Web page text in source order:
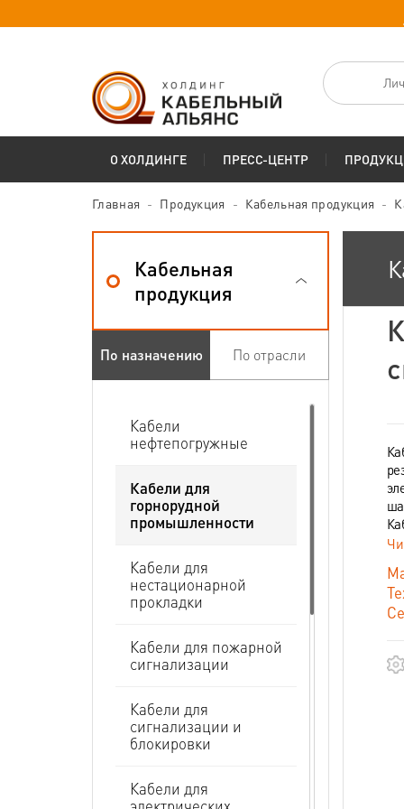
О ХОЛДИНГЕ ПРЕСС-ЦЕНТР
Главная Продукция Кабельная продукция
Кабельная
продукция
По назначению По отрасли
Кабели
нефтепогружные
Кабели для
горнорудной
промышленности
Кабели для
нестационарной
прокладки
Кабели для пожарной
сигнализации
Кабели для
сигнализации и
блокировки
Кабели для